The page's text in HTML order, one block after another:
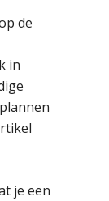
de
in
je een